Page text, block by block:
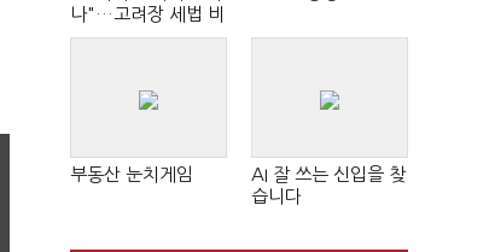
나"…고려장 세법 비
판 확산
부동산 눈치게임
AI 잘 쓰는 신입을 찾
습니다